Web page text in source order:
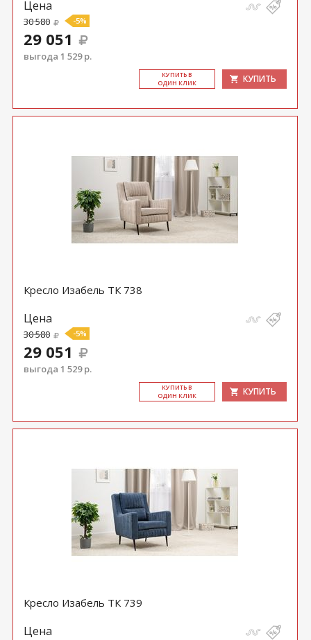
Цена
30 580 -5%
29 051
выгода 1 529 р.
КУ­ПИТЬ В
ОДИН КЛИК
КУПИТЬ
Кресло Изабель ТК 738
Цена
30 580 -5%
29 051
выгода 1 529 р.
КУ­ПИТЬ В
ОДИН КЛИК
КУПИТЬ
Кресло Изабель ТК 739
Цена